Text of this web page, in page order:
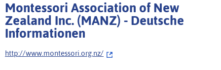
Montessori Association of New
Zealand Inc. (MANZ) - Deutsche
Informationen
http://www.montessori.org.nz/